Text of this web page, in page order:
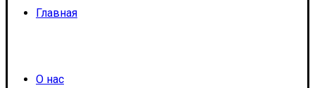
Главная
О нас